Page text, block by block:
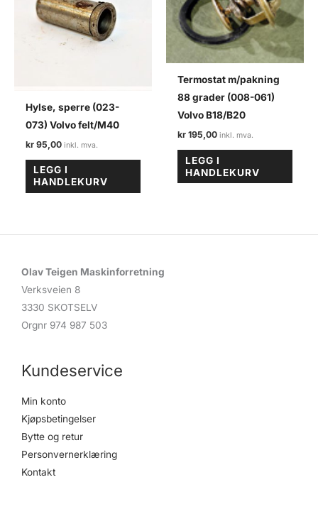
Hylse, sperre (023-
073) Volvo felt/M40
kr 95,00
LEGG I
HANDLEKURV
Termostat m/pakning
88 grader (008-061)
Volvo B18/B20
kr 195,00
LEGG I
HANDLEKURV
Olav Teigen Maskinforretning
Verksveien 8
3330 SKOTSELV
Orgnr 974 987 503
Kundeservice
Min konto
Kjøpsbetingelser
Bytte og retur
Personvernerklæring
Kontakt